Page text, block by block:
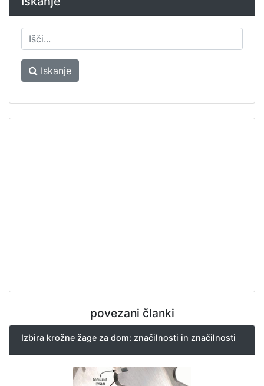
Iskanje
povezani članki
Izbira krožne žage za dom: značilnosti in značilnosti